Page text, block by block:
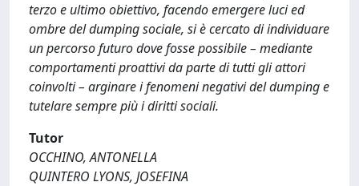
terzo e ultimo obiettivo, facendo emergere luci ed
ombre del dumping sociale, si è cercato di individuare
un percorso futuro dove fosse possibile – mediante
comportamenti proattivi da parte di tutti gli attori
coinvolti – arginare i fenomeni negativi del dumping e
tutelare sempre più i diritti sociali.
Tutor
OCCHINO, ANTONELLA
QUINTERO LYONS, JOSEFINA